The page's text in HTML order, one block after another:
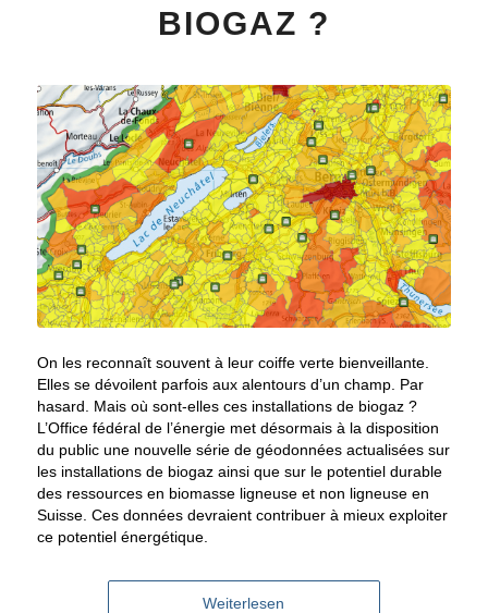
BIOGAZ ?
On les reconnaît souvent à leur coiffe verte bienveillante.
Elles se dévoilent parfois aux alentours d’un champ. Par
hasard. Mais où sont-elles ces installations de biogaz ?
L’Office fédéral de l’énergie met désormais à la disposition
du public une nouvelle série de géodonnées actualisées sur
les installations de biogaz ainsi que sur le potentiel durable
des ressources en biomasse ligneuse et non ligneuse en
Suisse. Ces données devraient contribuer à mieux exploiter
ce potentiel énergétique.
Weiterlesen